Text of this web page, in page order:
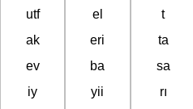
utf
ak
ev
iy
el
eri
ba
yii
t
ta
sa
rı